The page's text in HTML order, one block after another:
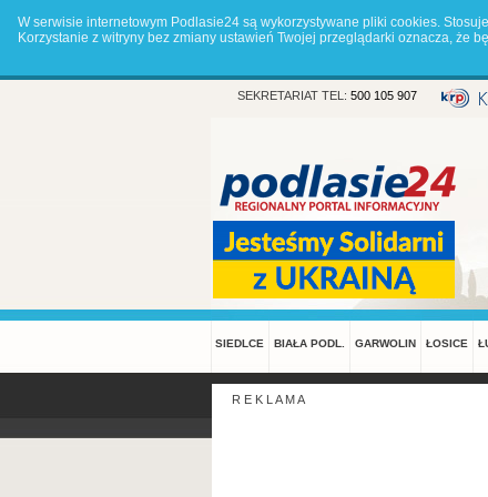
W serwisie internetowym Podlasie24 są wykorzystywane pliki cookies.
Korzystanie z witryny bez zmiany ustawień Twojej przeglądarki oznacza, że
SEKRETARIAT TEL: 500 105 907
SIEDLCE BIAŁA PODL. GARWOLIN ŁOSICE
R E K L A M A